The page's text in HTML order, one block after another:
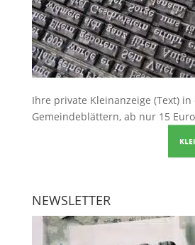
Ihre private Kleinanzeige (Text) in
Gemeindeblättern, ab nur 15
NEWSLETTER